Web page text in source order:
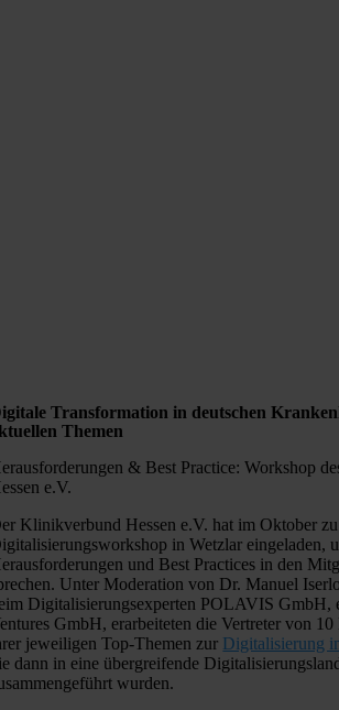
Transformation in deutschen
Themen
& Best Practice: Workshop
e.V.
Klinikverbund Hessen e.V. hat im Oktober
in Wetzlar eingeladen,
und Best Practices in den
Unter Moderation von Dr. Manuel
Digitalisierungsexperten POLAVIS GmbH,
GmbH, erarbeiteten die Vertreter von
jeweiligen Top-Themen zur Digitalisierung
dann in eine übergreifende
wurden.